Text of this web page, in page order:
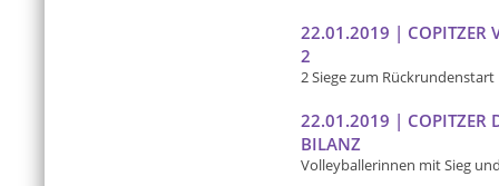
22.01.2019 | COPITZER
2
2 Siege zum Rückrundenstart
22.01.2019 | COPITZER
BILANZ
Volleyballerinnen mit Sieg